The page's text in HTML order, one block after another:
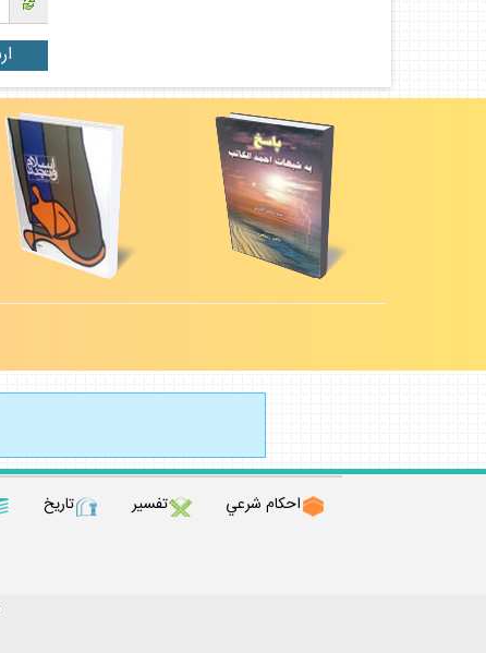
احكام شرعي تفسير تاريخ